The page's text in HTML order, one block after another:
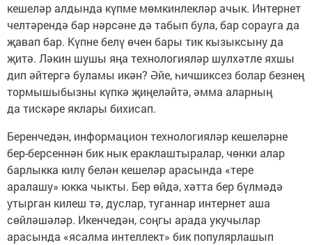
кешеләр алдында күпме мөмкинлекләр ачык. Интернет
челтәрендә бар нәрсәне дә табып була, бар сорауга да
җавап бар. Күпне белү өчен бары тик кызыксыну да
җитә. Ләкин шушы яңа технологияләр шулхәтле яхшы
дип әйтергә буламы икән? Әйе, һичшиксез болар безнең
тормышыбызны күпкә җиңеләйтә, әмма аларның
да тискәре яклары бихисап.
Беренчедән, информацион технологияләр кешеләрне
бер-берсеннән бик нык ераклаштыралар, чөнки алар
барлыкка килү белән кешеләр арасында «тере
аралашу» юкка чыкты. Бер өйдә, хәтта бер бүлмәдә
утырган килеш тә, дуслар, туганнар интернет аша
сөйләшәләр. Икенчедән, соңгы арада укучылар
арасында «ясалма интеллект» бик популярлашып